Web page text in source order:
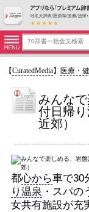
【CuratedMedia】 医療・
みんな
付日帰
近郊）
都心から車で30
り温泉 ・スパの
女共有施設が充